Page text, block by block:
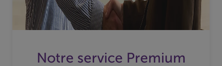
Notre service Premium